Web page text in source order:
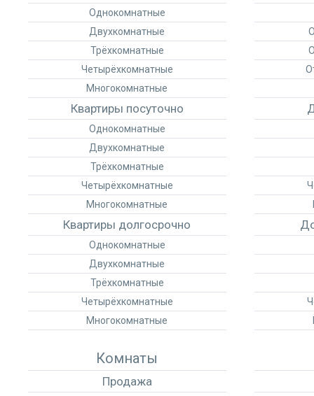
Однокомнатные
Двухкомнатные
Трёхкомнатные
Четырёхкомнатные
Многокомнатные
Квартиры посуточно
Однокомнатные
Двухкомнатные
Трёхкомнатные
Четырёхкомнатные
Многокомнатные
Квартиры долгосрочно
Однокомнатные
Двухкомнатные
Трёхкомнатные
Четырёхкомнатные
Многокомнатные
Комнаты
Продажа